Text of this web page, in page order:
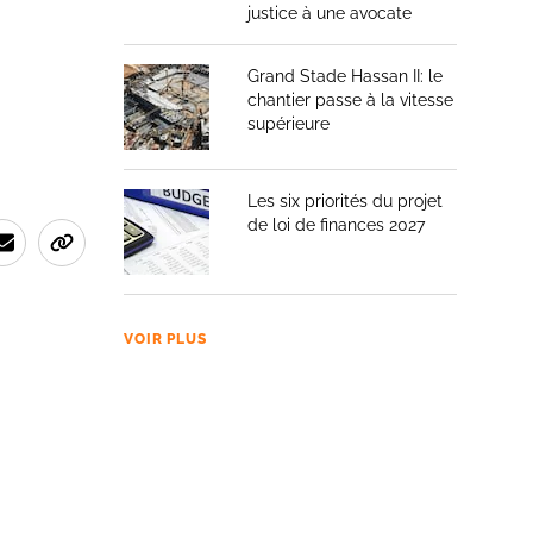
justice à une avocate
Grand Stade Hassan II: le
chantier passe à la vitesse
supérieure
Les six priorités du projet
de loi de finances 2027
VOIR PLUS